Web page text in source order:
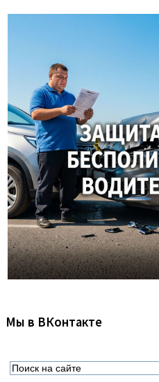
Мы в ВКонтакте